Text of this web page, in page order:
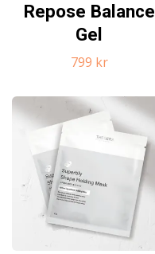
Repose Balance
Gel
799 kr